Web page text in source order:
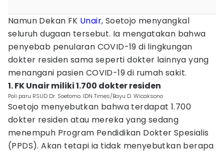
Namun Dekan FK Unair, Soetojo menyangkal
seluruh dugaan tersebut. Ia mengatakan bahwa
penyebab penularan COVID-19 di lingkungan
dokter residen sama seperti dokter lainnya yang
menangani pasien COVID-19 di rumah sakit.
1. FK Unair miliki 1.700 dokter residen
Poli paru RSUD Dr. Soetomo. IDN Times/Bayu D. Wicaksono
Soetojo menyebutkan bahwa terdapat 1.700
dokter residen atau mereka yang sedang
menempuh Program Pendidikan Dokter Spesialis
(PPDS). Akan tetapi ia tidak menyebutkan berapa